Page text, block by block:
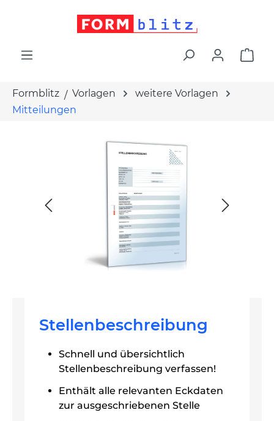
Formblitz Vorlagen
weitere Vorlagen
Mitteilungen
Stellenbeschreibung
Schnell und übersichtlich
Stellenbeschreibung verfassen!
Enthält alle relevanten Eckdaten
zur ausgeschriebenen Stelle